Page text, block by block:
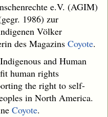
e.V. (AGIM)
1986) zur
Völker
des Magazins Coyote.
and Human
human rights
the right to self-
in North America.
Coyote.